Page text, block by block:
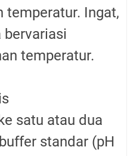
temperatur. Ingat,
bervariasi
temperatur.
satu atau dua
standar (pH